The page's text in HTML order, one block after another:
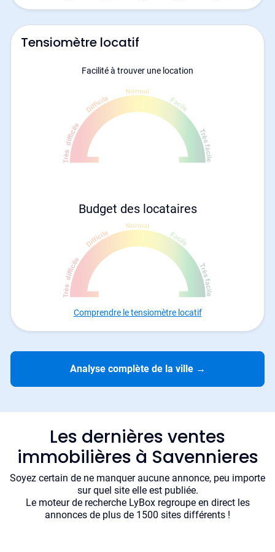
Tensiomètre locatif
Facilité à trouver une location
Budget des locataires
Comprendre le tensiomètre locatif
Analyse complète de la ville →
Les dernières ventes
immobilières à Savennieres
Soyez certain de ne manquer aucune annonce, peu importe
sur quel site elle est publiée.
Le moteur de recherche LyBox regroupe en direct les
annonces de plus de 1500 sites différents !